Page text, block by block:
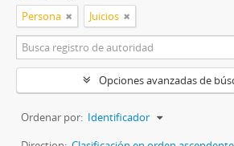
Persona Juicios
Opciones avanzadas de
Ordenar por: Identificador